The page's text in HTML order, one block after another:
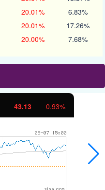
20.01% 6.83%
20.01% 17.26%
20.00% 7.68%
43.13 0.93%